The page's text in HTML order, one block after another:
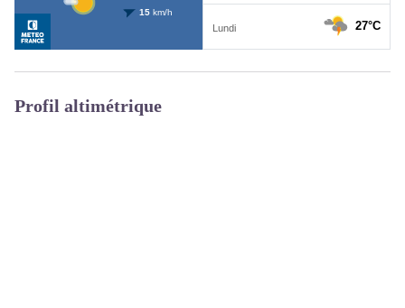
Profil altimétrique